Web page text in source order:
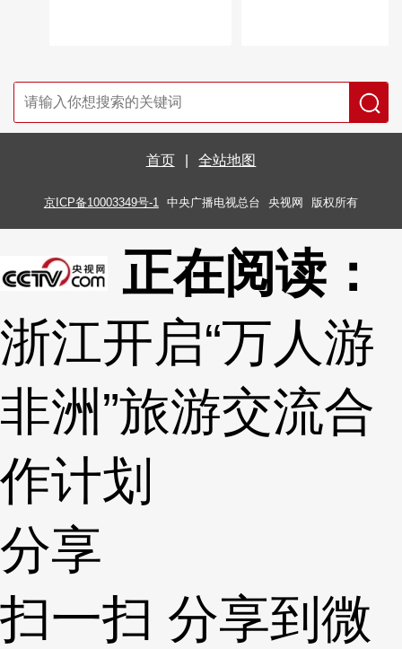
首页 全站地图
京ICP备10003349号-1 中央广播电视总台 央视网 版权所有
正在阅读：
浙江开启“万人游
非洲”旅游交流合
作计划
分享
扫一扫 分享到微